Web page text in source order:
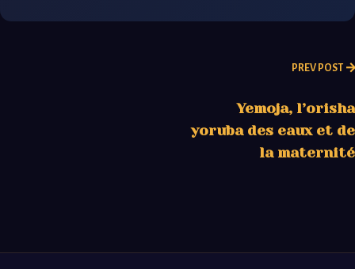
PREV POST
Yemoja, l’orisha
yoruba des eaux et de
la maternité